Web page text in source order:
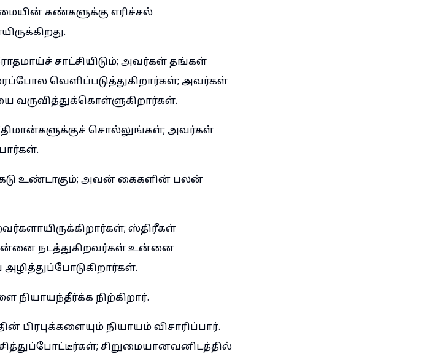
கண்களுக்கு எரிச்சல்
சாட்சியிடும்; அவர்கள் தங்கள்
வெளிப்படுத்துகிறார்கள்; அவர்கள்
வருவித்துக்கொள்ளுகிறார்கள்.
சொல்லுங்கள்; அவர்கள்
உண்டாகும்; அவன் கைகளின் பலன்
ஸ்திரீகள்
நடத்துகிறவர்கள் உன்னை
நியாயந்தீர்க்க நிற்கிறார்.
பிரபுக்களையும் நியாயம் விசாரிப்பார்.
சிறுமையானவனிடத்தில்